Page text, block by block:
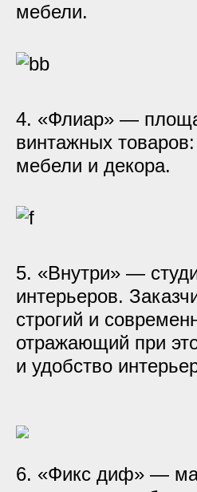
мебели.
4. «Флиар» —
винтажных
мебели и декора.
5. «Внутри» —
интерьеров.
строгий и
отражающий при
и удобство
6. «Фикс диф» —